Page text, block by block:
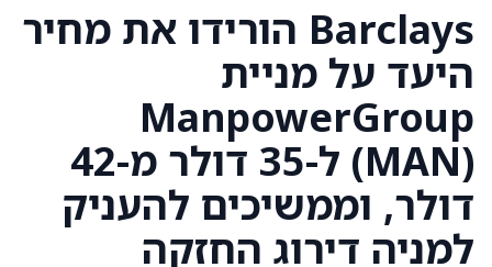
Barclays הורידו את מחיר
היעד על מניית
ManpowerGroup
(MAN) ל-35 דולר מ-42
דולר, וממשיכים להעניק
למניה דירוג החזקה